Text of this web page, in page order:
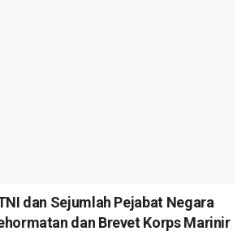
dan Sejumlah Pejabat Negara
dan Brevet Korps Marinir